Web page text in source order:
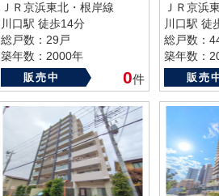
ＪＲ京浜東北・根岸線
川口駅 徒歩14分
総戸数：29戸
築年数：2000年
販売中 0件
ＪＲ京浜
川口駅 徒
総戸数：
築年数：
販売